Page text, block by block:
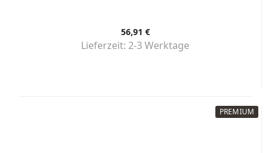
56,91 €
Lieferzeit: 2-3 Werktage
PREMIUM